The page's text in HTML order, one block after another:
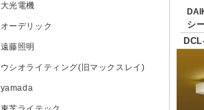
シ
大光電機
オーデリック
遠藤照明
ウシオライティング(旧マックスレイ)
yamada